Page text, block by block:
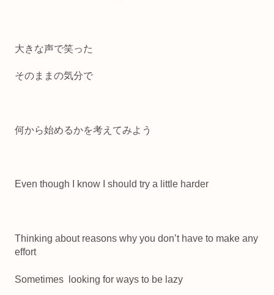
大きな声で笑った
そのままの気分で
何から始めるかを考えてみよう
Even though I know I should try a little harder
Thinking about reasons why you don’t have to make any
effort
Sometimes looking for ways to be lazy